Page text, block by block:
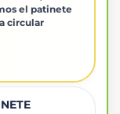
el patinete
circular